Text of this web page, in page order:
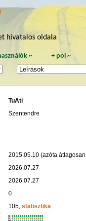
hivatalos oldala
~ + poi~
TuAti
Szentendre
2015.05.10 (azóta
2026.07.27
2026.07.27
0
105, statisztika
K
R